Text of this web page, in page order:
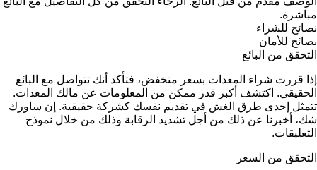
مباشرة.
نصائح للشراء
نصائح للأمان
التحقق من البائع
إذا قررت شراء المعدات بسعر منخفض، فتأكد أنك تتواصل مع البائع
الحقيقي. اكتشف أكبر قدر ممكن من المعلومات عن مالك المعدات.
تتمثل إحدى طرق الغش في تقديم نفسك كشركة حقيقية. إن ساورك
شك، أخبرنا عن ذلك من أجل تشديد الرقابة وذلك من خلال نموذج
التعليقات.
التحقق من السعر